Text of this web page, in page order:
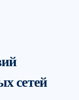
сетей